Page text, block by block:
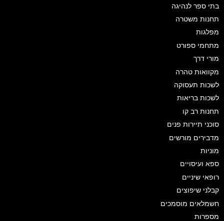
בתי ספר לנהיגה
תחנות משטרה
מפלגות
מתחמי ספורט
מורי דרך
מקוואות טהרה
לשכות תעסוקה
לשכות בריאות
תחנות רב קו
סוכני תיירות פנים
מדבירים מורשים
מוניות
ספא ועיסויים
רופאי שיניים
קבלני שיפוצים
חשמלאים מוסמכים
מספרות